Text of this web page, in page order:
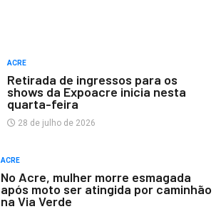
ACRE
Retirada de ingressos para os
shows da Expoacre inicia nesta
quarta-feira
28 de julho de 2026
ACRE
No Acre, mulher morre esmagada
após moto ser atingida por caminhão
na Via Verde